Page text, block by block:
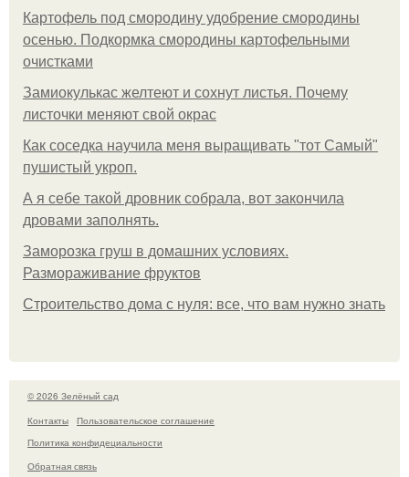
Картофель под смородину удобрение смородины
осенью. Подкормка смородины картофельными
очистками
Замиокулькас желтеют и сохнут листья. Почему
листочки меняют свой окрас
Как соседка научила меня выращивать "тот Самый"
пушистый укроп.
А я себе такой дровник собрала, вот закончила
дровами заполнять.
Заморозка груш в домашних условиях.
Размораживание фруктов
Строительство дома с нуля: все, что вам нужно знать
© 2026 Зелёный сад
Контакты
Пользовательское соглашение
Политика конфидециальности
Обратная связь